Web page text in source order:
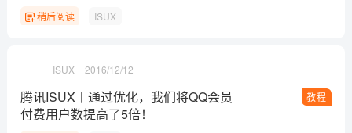
稍后阅读 ISUX
ISUX 2016/12/12
教程
腾讯ISUX丨通过优化，我们将QQ会员
付费用户数提高了5倍！